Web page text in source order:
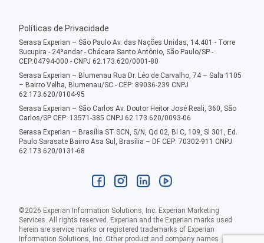
Políticas de Privacidade
Serasa Experian – São Paulo Av. das Nações Unidas, 14.401 - Torre
Sucupira - 24ºandar - Chácara Santo Antônio, São Paulo/SP -
CEP:04794-000 - CNPJ 62.173.620/0001-80
Serasa Experian – Blumenau Rua Dr. Léo de Carvalho, 74 – Sala 1105
– Bairro Velha, Blumenau/SC - CEP: 89036-239 CNPJ
62.173.620/0104-95
Serasa Experian – São Carlos Av. Doutor Heitor José Reali, 360, São
Carlos/SP CEP: 13571-385 CNPJ 62.173.620/0093-06
Serasa Experian – Brasília ST SCN, S/N, Qd 02, Bl C, 109, Sl 301, Ed.
Paulo Sarasate Bairro Asa Sul, Brasília – DF CEP: 70302-911 CNPJ
62.173.620/0131-68
©2026 Experian Information Solutions, Inc. Experian Marketing
Services. All rights reserved. Experian and the Experian marks used
herein are service marks or registered trademarks of Experian
Information Solutions, Inc. Other product and company names